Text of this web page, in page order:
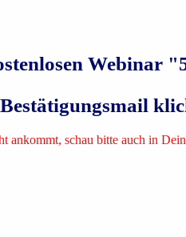
Webinar
ankommt, schau bitte auch in